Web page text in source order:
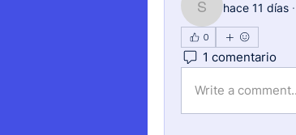
Stanzihace 11 días ·
0
1 comentario
Write a